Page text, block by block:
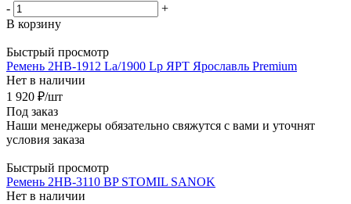
-
+
В корзину
Быстрый просмотр
Ремень 2НВ-1912 La/1900 Lp ЯРТ Ярославль Premium
Нет в наличии
1 920 ₽/шт
Под заказ
Наши менеджеры обязательно свяжутся с вами и уточнят
условия заказа
Быстрый просмотр
Ремень 2НВ-3110 BP STOMIL SANOK
Нет в наличии